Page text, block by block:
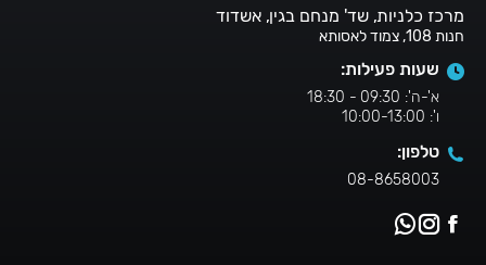
מרכז כלניות, שד' מנחם בגין, אשדוד
חנות 108, צמוד לאסותא
שעות פעילות:
א'-ה': 09:30 - 18:30
ו': 10:00-13:00
טלפון:
08-8658003